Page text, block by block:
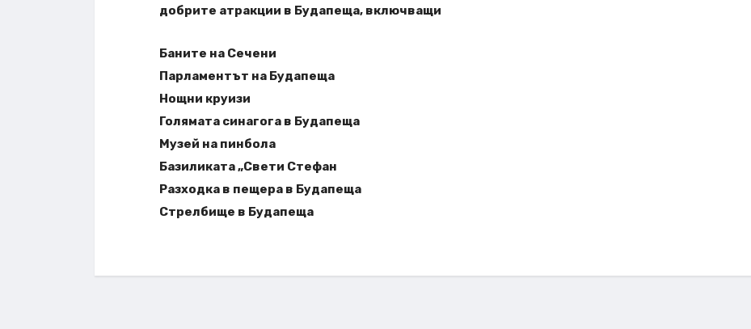
добрите атракции в Будапеща, включващи
Баните на Сечени
Парламентът на Будапеща
Нощни круизи
Голямата синагога в Будапеща
Музей на пинбола
Базиликата „Свети Стефан
Разходка в пещера в Будапеща
Стрелбище в Будапеща